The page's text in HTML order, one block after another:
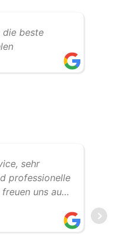
die beste
sehr
professionelle
uns auf